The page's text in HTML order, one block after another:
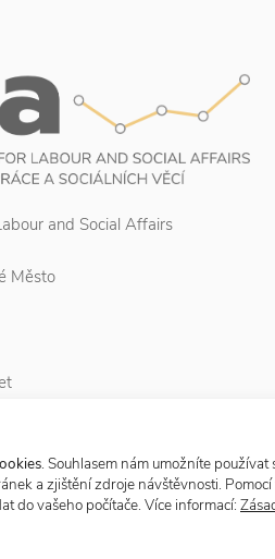
. Souhlasem nám umožníte
a zjištění zdroje návštěvnosti.
do vašeho počítače. Více informací:
and Social Affairs
Město